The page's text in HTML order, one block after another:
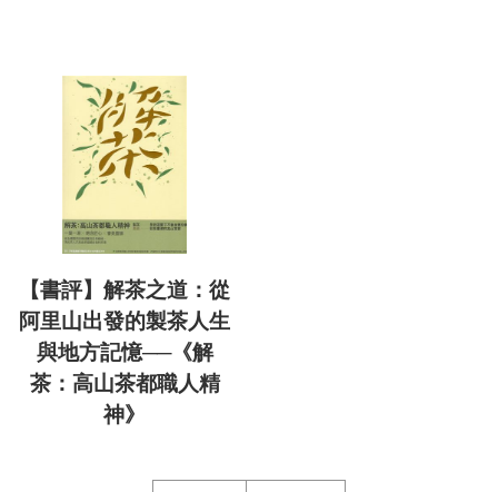
【書評】解茶之道：從
阿里山出發的製茶人生
與地方記憶──《解
茶：高山茶都職人精
神》